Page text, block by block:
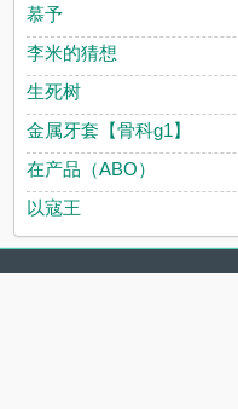
慕予
李米的猜想
生死树
金属牙套【骨科g1】
在产品（ABO）
以寇王